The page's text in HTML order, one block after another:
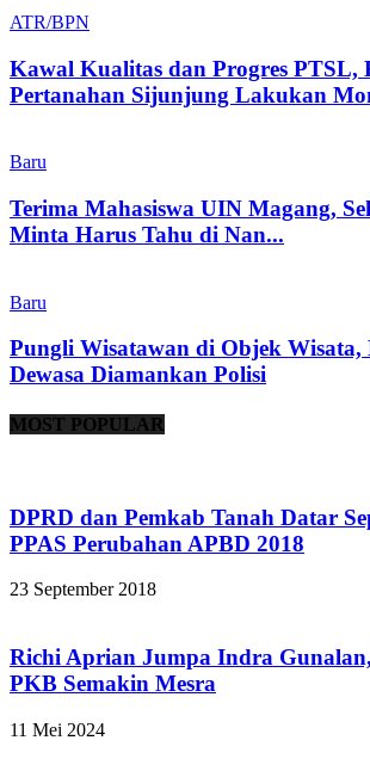
ATR/BPN
Kawal Kualitas dan Progres PTSL,
Pertanahan Sijunjung Lakukan
Baru
Terima Mahasiswa UIN Magang,
Minta Harus Tahu di Nan...
Baru
Pungli Wisatawan di Objek Wisata,
Dewasa Diamankan Polisi
MOST POPULAR
DPRD dan Pemkab Tanah Datar
PPAS Perubahan APBD 2018
23 September 2018
Richi Aprian Jumpa Indra
PKB Semakin Mesra
11 Mei 2024